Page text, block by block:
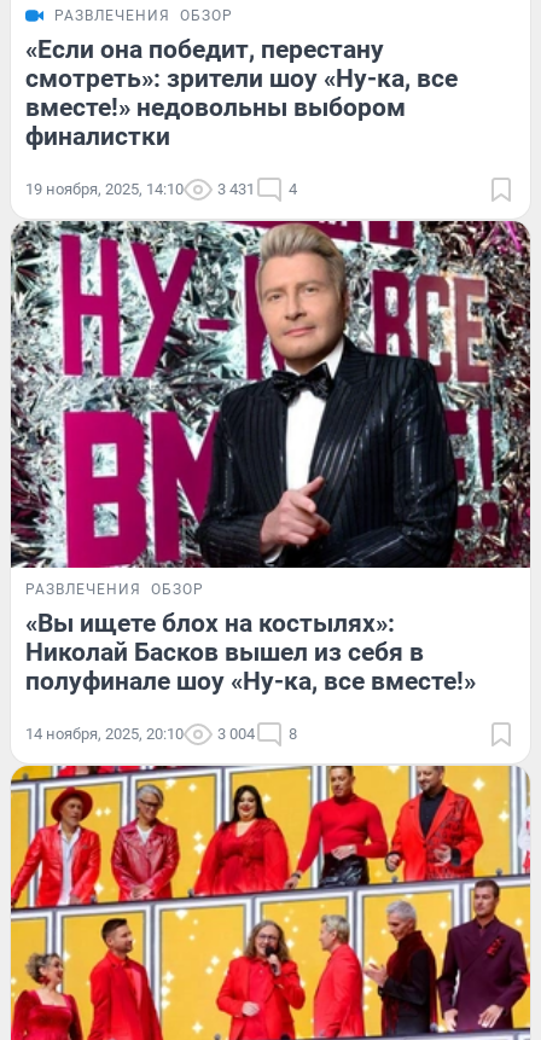
РАЗВЛЕЧЕНИЯ ОБЗОР
«Если она победит, перестану
смотреть»: зрители шоу «Ну-ка, все
вместе!» недовольны выбором
финалистки
19 ноября, 2025, 14:10 3 431 4
РАЗВЛЕЧЕНИЯ ОБЗОР
«Вы ищете блох на костылях»:
Николай Басков вышел из себя в
полуфинале шоу «Ну-ка, все вместе!»
14 ноября, 2025, 20:10 3 004 8